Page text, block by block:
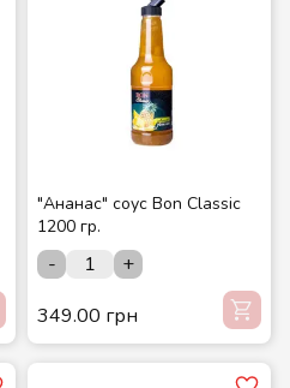
"Ананас" соус Bon Classic
1200 гр.
-
+
349.00 грн